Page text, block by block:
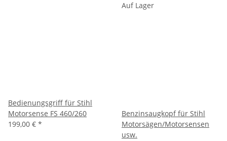
Bedienungsgriff für Stihl
Motorsense FS 460/260
199,00 € *
Auf Lager
Benzinsaugkopf für Stihl
Motorsägen/Motorsensen
usw.